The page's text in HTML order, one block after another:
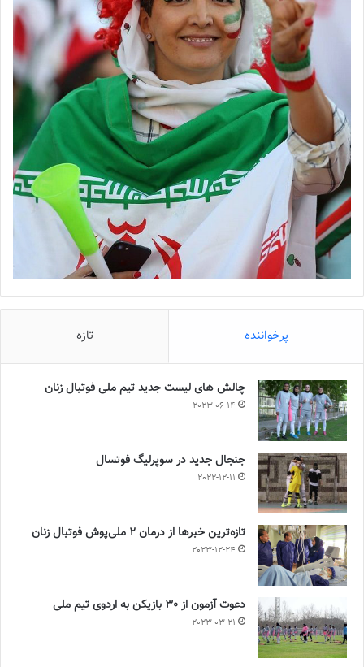
پرخواننده تازه
چالش هاى ليست جدید تيم ملى فوتبال زنان
2023-06-14
جنجال جدید در سوپرلیگ فوتسال
2022-12-11
تازه‌ترین خبرها از درمان ۲ ملی‌پوش فوتبال زنان
2023-12-24
دعوت آزمون از 30 بازیکن به اردوی تیم ملی
2023-03-21